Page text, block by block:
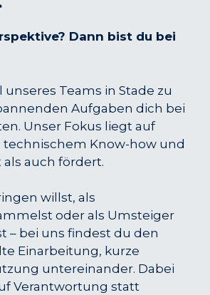
Dann bist du bei
Teams in Stade zu
Aufgaben dich bei
Unser Fokus liegt auf
Know-how und
auch fördert.
willst, als
oder als Umsteiger
– bei uns findest du den
Einarbeitung, kurze
untereinander. Dabei
Verantwortung statt